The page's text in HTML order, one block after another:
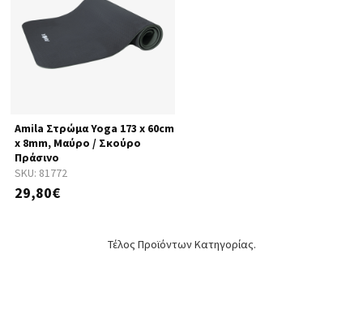
SKU: 81772
Amila Στρώμα Yoga 173 x 60cm
x 8mm, Μαύρο / Σκούρο
Πράσινο
29,80€
Τέλος Προϊόντων Κατηγορίας.